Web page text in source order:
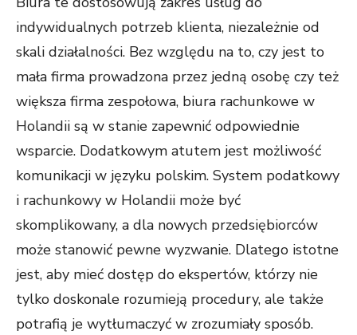
indywidualnych potrzeb klienta, niezależnie od
skali działalności. Bez względu na to, czy jest to
mała firma prowadzona przez jedną osobę czy też
większa firma zespołowa, biura rachunkowe w
Holandii są w stanie zapewnić odpowiednie
wsparcie. Dodatkowym atutem jest możliwość
komunikacji w języku polskim. System podatkowy
i rachunkowy w Holandii może być
skomplikowany, a dla nowych przedsiębiorców
może stanowić pewne wyzwanie. Dlatego istotne
jest, aby mieć dostęp do ekspertów, którzy nie
tylko doskonale rozumieją procedury, ale także
potrafią je wytłumaczyć w zrozumiały sposób.